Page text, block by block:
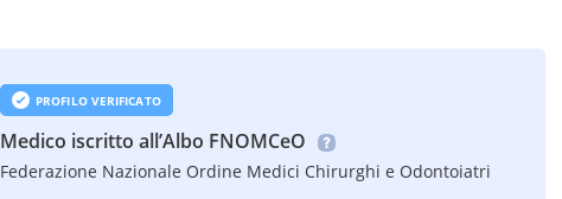
PROFILO VERIFICATO
Medico iscritto all’Albo FNOMCeO
Federazione Nazionale Ordine Medici Chirurghi e Odontoiatri